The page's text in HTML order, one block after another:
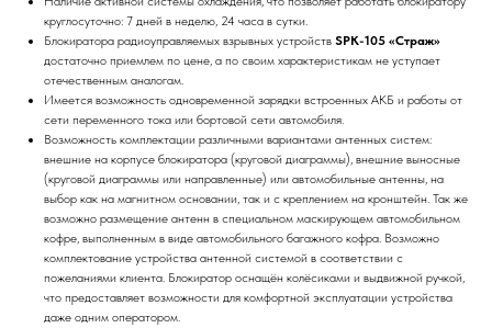
круглосуточно: 7 дней в неделю, 24 часа в сутки.
Блокиратора радиоуправляемых взрывных устройств SPK-105 «Страж»
достаточно приемлем по цене, а по своим характеристикам не уступает
отечественным аналогам.
Имеется возможность одновременной зарядки встроенных АКБ и работы от
сети переменного тока или бортовой сети автомобиля.
Возможность комплектации различными вариантами антенных систем:
внешние на корпусе блокиратора (круговой диаграммы), внешние выносные
(круговой диаграммы или направленные) или автомобильные антенны, на
выбор как на магнитном основании, так и с креплением на кронштейн. Так же
возможно размещение антенн в специальном маскирующем автомобильном
кофре, выполненным в виде автомобильного багажного кофра. Возможно
комплектование устройства антенной системой в соответствии с
пожеланиями клиента. Блокиратор оснащён колёсиками и выдвижной ручкой,
что предоставляет возможности для комфортной эксплуатации устройства
даже одним оператором.